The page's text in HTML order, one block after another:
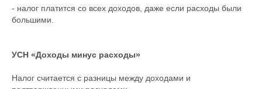
- налог платится со всех доходов, даже если расходы были
большими.
УСН «Доходы минус расходы»
Налог считается с разницы между доходами и